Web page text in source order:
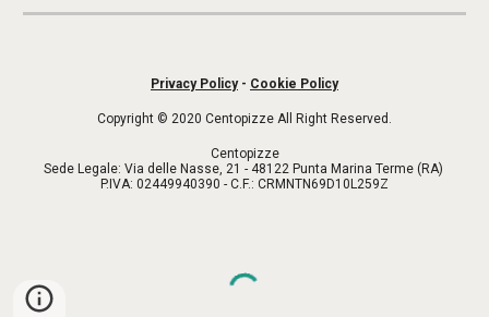
Privacy Policy- Cookie Policy
Copyright © 2020 Centopizze All Right Reserved.
Centopizze
Sede Legale: Via delle Nasse, 21 - 48122 Punta Marina Terme (RA)
P.IVA: 02449940390 - C.F.: CRMNTN69D10L259Z